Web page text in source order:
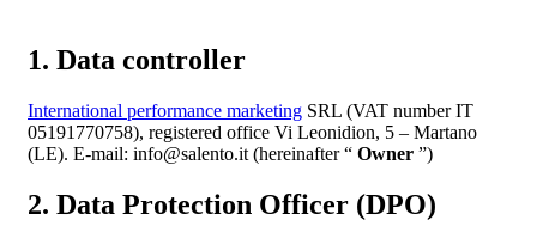
1. Data controller
International performance marketing SRL (VAT number IT
05191770758), registered office Vi Leonidion, 5 – Martano
(LE). E-mail: info@salento.it (hereinafter “ Owner ”)
2. Data Protection Officer (DPO)